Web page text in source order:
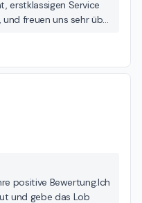
erstklassigen Service
freuen uns sehr über
der Seniorenresidenz
positive Bewertung. Ich
und gebe das Lob